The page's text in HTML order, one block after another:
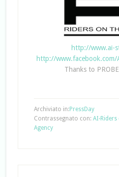
http://www.ai-
http://www.facebook.com/
Thanks to
Archiviato in: PressDay
Contrassegnato con: AI-
Agency